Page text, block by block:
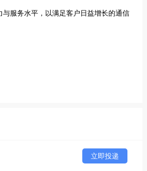
服务水平，以满足客户日益增长的通信
边地区的通信事业发展贡献力量。我们
立即投递